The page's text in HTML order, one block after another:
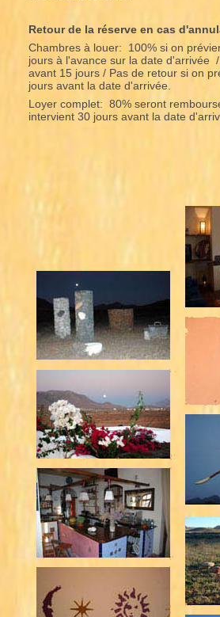
Retour de la réserve en cas
Chambres à louer: 100% si on
jours à l'avance sur la date d'arrivée
avant 15 jours / Pas de retour si on
jours avant la date d'arrivée.
Loyer complet: 80% seront
intervient 30 jours avant la date